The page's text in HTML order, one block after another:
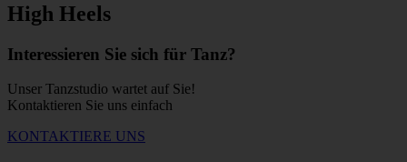
High Heels
Interessieren Sie sich für Tanz?
Unser Tanzstudio wartet auf Sie!
Kontaktieren Sie uns einfach
KONTAKTIERE UNS